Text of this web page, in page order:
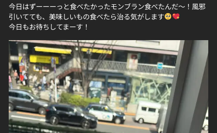
今日はずーーーっと食べたかったモンブラン食べたんだ〜！風邪
引いてても、美味しいもの食べたら治る気がします
今日もお待ちしてまーす！